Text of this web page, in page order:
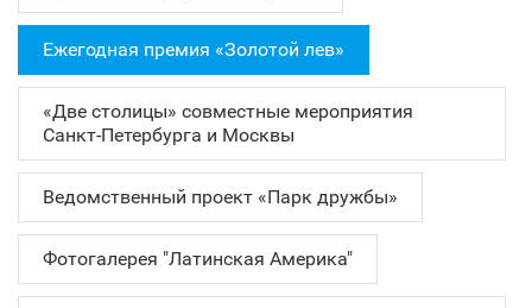
Ежегодная премия «Золотой лев»
«Две столицы» совместные мероприятия
Санкт‑Петербурга и Москвы
Ведомственный проект «Парк дружбы»
Фотогалерея "Латинская Америка"